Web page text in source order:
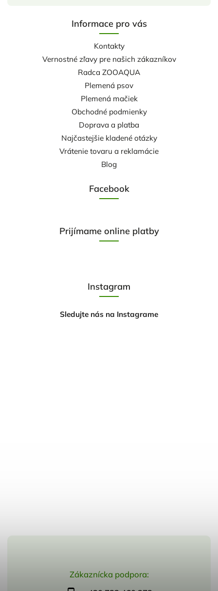
Zákaznícka podpora:
Informace pro vás
Kontakty
Vernostné zľavy pre našich zákazníkov
Radca ZOOAQUA
Plemená psov
Plemená mačiek
Obchodné podmienky
Doprava a platba
Najčastejšie kladené otázky
Vrátenie tovaru a reklamácie
Blog
Facebook
Prijímame online platby
Instagram
Sledujte nás na Instagrame